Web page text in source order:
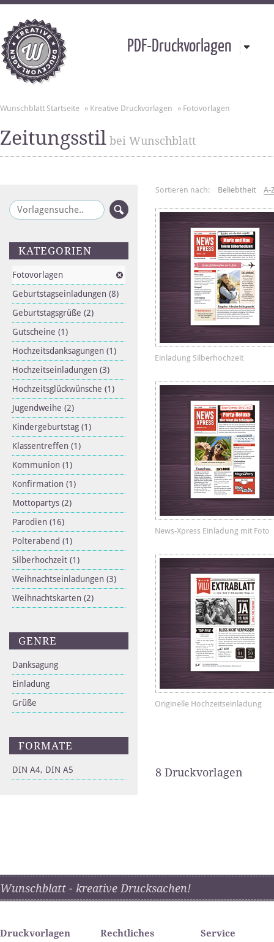
PDF-Druckvorlagen
Wunschblatt Startseite » Kreative Druckvorlagen » Fotovorlagen
Zeitungsstil bei Wunschblatt
KATEGORIEN
Fotovorlagen
Geburtstagseinladungen (8)
Geburtstagsgrüße (2)
Gutscheine (1)
Hochzeitsdanksagungen (1)
Hochzeitseinladungen (3)
Hochzeitsglückwünsche (1)
Jugendweihe (2)
Kindergeburtstag (1)
Klassentreffen (1)
Kommunion (1)
Konfirmation (1)
Mottopartys (2)
Parodien (16)
Polterabend (1)
Silberhochzeit (1)
Weihnachtseinladungen (3)
Weihnachtskarten (2)
GENRE
Danksagung
Einladung
Grüße
FORMATE
DIN A4, DIN A5
Sortieren nach: Beliebtheit A-
Einladung Silberhochzeit
News-Xpress Einladung mit Foto
Originelle Hochzeitseinladung
8 Druckvorlagen
Wunschblatt - kreative Drucksachen!
Druckvorlagen Rechtliches Service